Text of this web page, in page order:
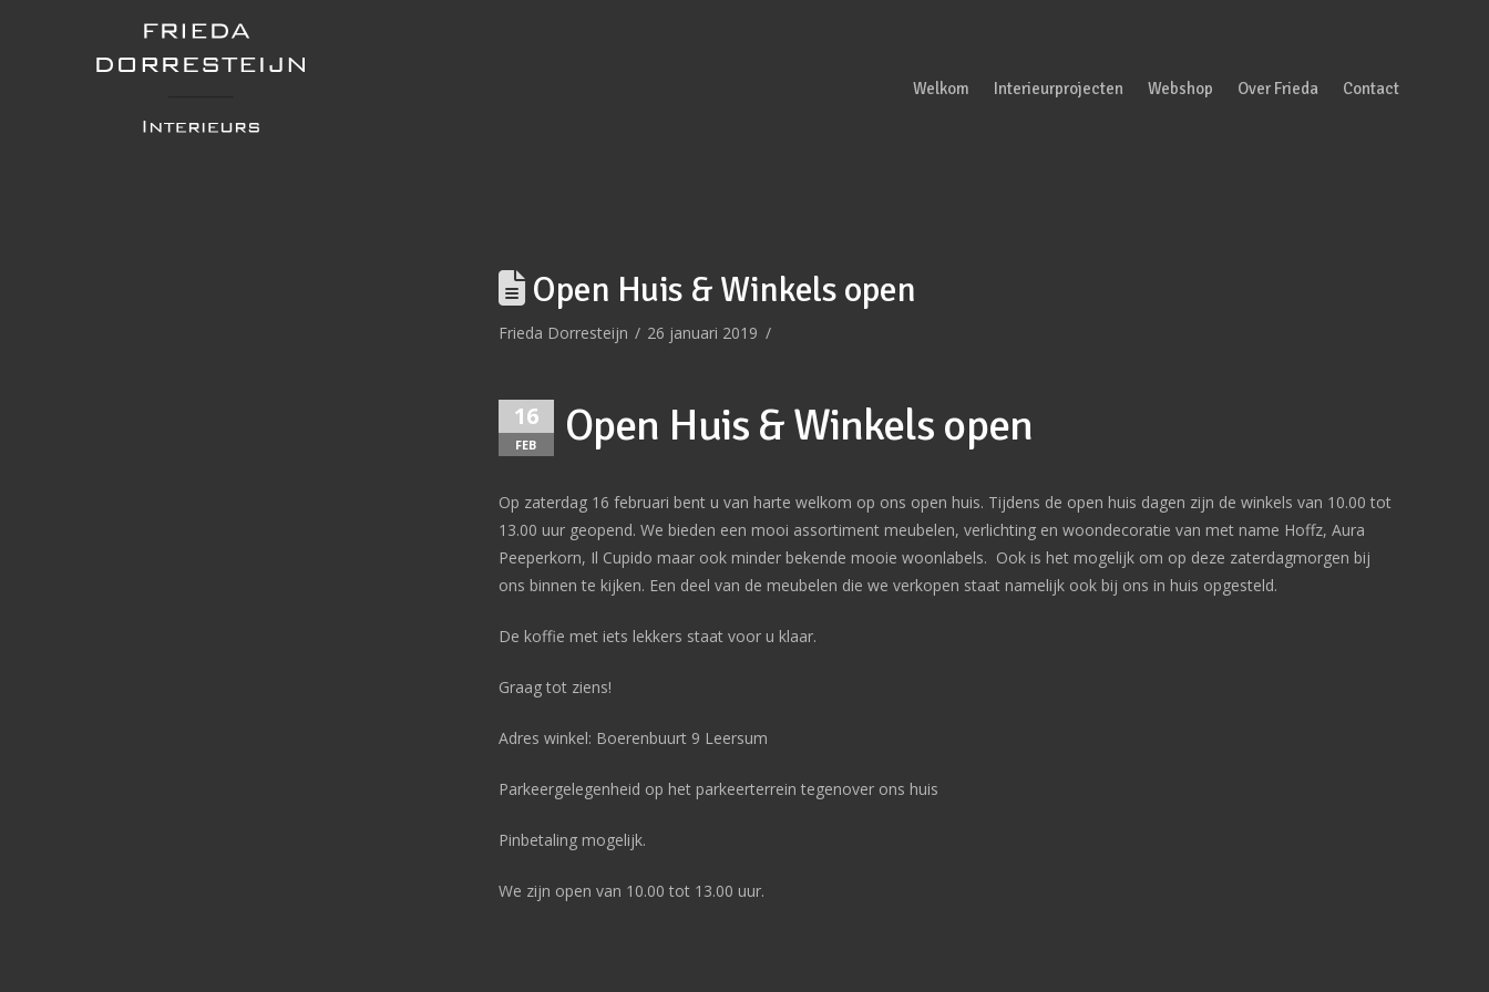
Welkom Interieurprojecten Webshop Over Frieda Contact
Open Huis & Winkels open
Frieda Dorresteijn 26 januari 2019
16
FEB Open Huis & Winkels open
Op zaterdag 16 februari bent u van harte welkom op ons open huis. Tijdens de open huis dagen zijn de winkels van 10.00 tot
13.00 uur geopend. We bieden een mooi assortiment meubelen, verlichting en woondecoratie van met name Hoffz, Aura
Peeperkorn, Il Cupido maar ook minder bekende mooie woonlabels. Ook is het mogelijk om op deze zaterdagmorgen bij
ons binnen te kijken. Een deel van de meubelen die we verkopen staat namelijk ook bij ons in huis opgesteld.
De koffie met iets lekkers staat voor u klaar.
Graag tot ziens!
Adres winkel: Boerenbuurt 9 Leersum
Parkeergelegenheid op het parkeerterrein tegenover ons huis
Pinbetaling mogelijk.
We zijn open van 10.00 tot 13.00 uur.